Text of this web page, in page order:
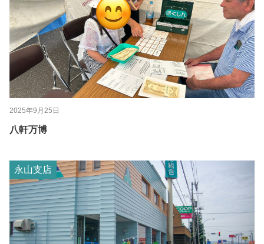
2025年9月25日
八軒万博
永山支店